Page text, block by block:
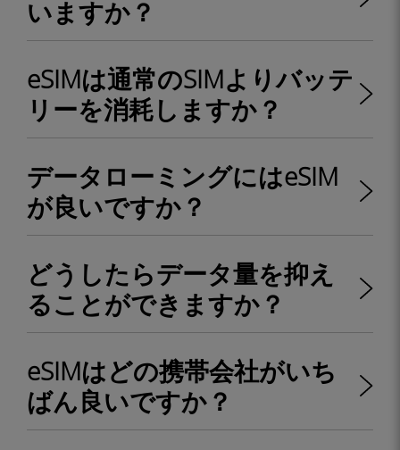
いますか？
eSIMは通常のSIMよりバッテ
リーを消耗しますか？
データローミングにはeSIM
が良いですか？
どうしたらデータ量を抑え
ることができますか？
eSIMはどの携帯会社がいち
ばん良いですか？